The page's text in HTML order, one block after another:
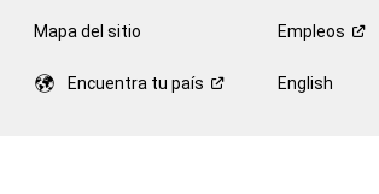
Mapa del sitio Empleos
Encuentra tu país English